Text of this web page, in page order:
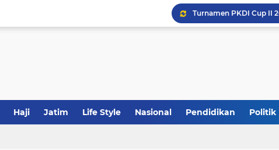
Khutbah Jumat:
Haji Jatim Life Style Nasional Pendidikan Politik